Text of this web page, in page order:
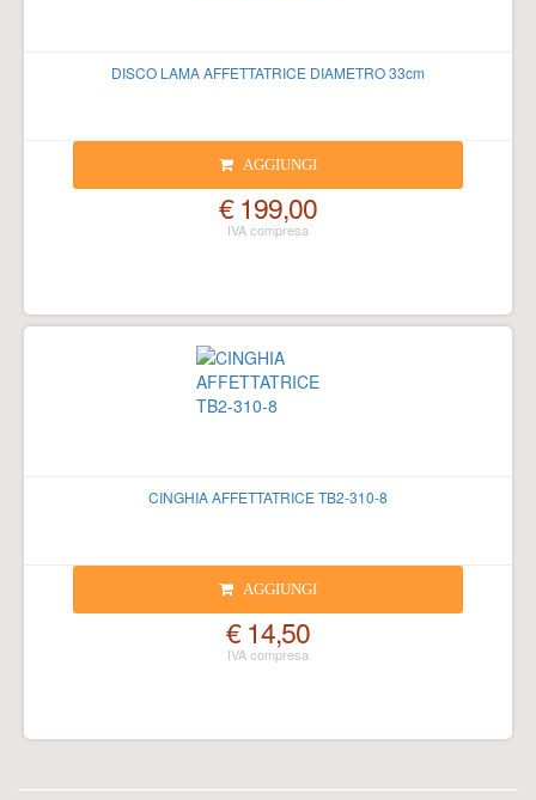
DISCO LAMA AFFETTATRICE DIAMETRO 33cm
AGGIUNGI
€ 199,00
CINGHIA AFFETTATRICE TB2-310-8
AGGIUNGI
€ 14,50